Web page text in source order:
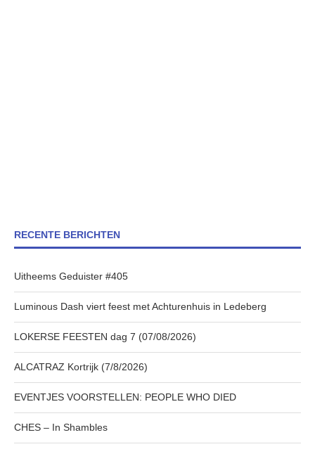
RECENTE BERICHTEN
Uitheems Geduister #405
Luminous Dash viert feest met Achturenhuis in Ledeberg
LOKERSE FEESTEN dag 7 (07/08/2026)
ALCATRAZ Kortrijk (7/8/2026)
EVENTJES VOORSTELLEN: PEOPLE WHO DIED
CHES – In Shambles